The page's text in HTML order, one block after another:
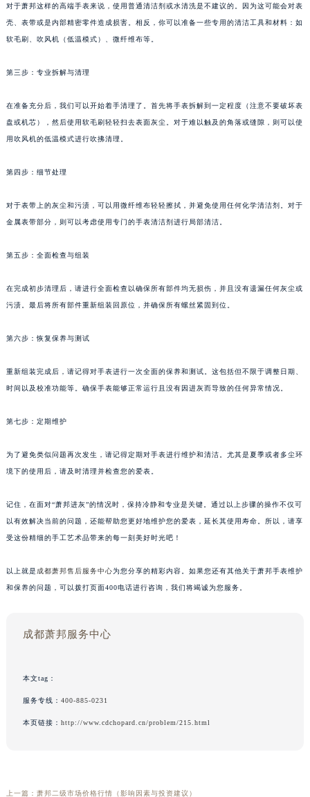
对于萧邦这样的高端手表来说，使用普通清洁剂或水清洗是不建议的。因为这可能会对表
壳、表带或是内部精密零件造成损害。相反，你可以准备一些专用的清洁工具和材料：如
软毛刷、吹风机（低温模式）、微纤维布等。
第三步：专业拆解与清理
在准备充分后，我们可以开始着手清理了。首先将手表拆解到一定程度（注意不要破坏表
盘或机芯），然后使用软毛刷轻轻扫去表面灰尘。对于难以触及的角落或缝隙，则可以使
用吹风机的低温模式进行吹拂清理。
第四步：细节处理
对于表带上的灰尘和污渍，可以用微纤维布轻轻擦拭，并避免使用任何化学清洁剂。对于
金属表带部分，则可以考虑使用专门的手表清洁剂进行局部清洁。
第五步：全面检查与组装
在完成初步清理后，请进行全面检查以确保所有部件均无损伤，并且没有遗漏任何灰尘或
污渍。最后将所有部件重新组装回原位，并确保所有螺丝紧固到位。
第六步：恢复保养与测试
重新组装完成后，请记得对手表进行一次全面的保养和测试。这包括但不限于调整日期、
时间以及校准功能等。确保手表能够正常运行且没有因进灰而导致的任何异常情况。
第七步：定期维护
为了避免类似问题再次发生，请记得定期对手表进行维护和清洁。尤其是夏季或者多尘环
境下的使用后，请及时清理并检查您的爱表。
记住，在面对“萧邦进灰”的情况时，保持冷静和专业是关键。通过以上步骤的操作不仅可
以有效解决当前的问题，还能帮助您更好地维护您的爱表，延长其使用寿命。所以，请享
受这份精细的手工艺术品带来的每一刻美好时光吧！
以上就是 成都萧邦售后服务中心为您分享的精彩内容。如果您还有其他关于萧邦手表维护
和保养的问题，可以拨打页面400电话进行咨询，我们将竭诚为您服务。
成都萧邦服务中心
本文tag：
服务专线： 400-885-0231
本页链接： http://www.cdchopard.cn/problem/215.html
上一篇： 萧邦二级市场价格行情（影响因素与投资建议）